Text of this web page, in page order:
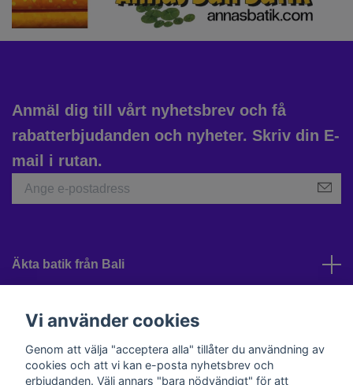
Anmäl dig till vårt nyhetsbrev och få
rabatterbjudanden och nyheter. Skriv din E-
mail i rutan.
Äkta batik från Bali
Sociala medier
Vi använder cookies
Genom att välja "acceptera alla" tillåter du användning av
cookies och att vi kan e-posta nyhetsbrev och
erbjudanden. Välj annars "bara nödvändigt" för att